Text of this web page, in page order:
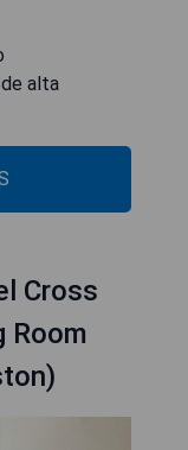
alta
Cross
Room